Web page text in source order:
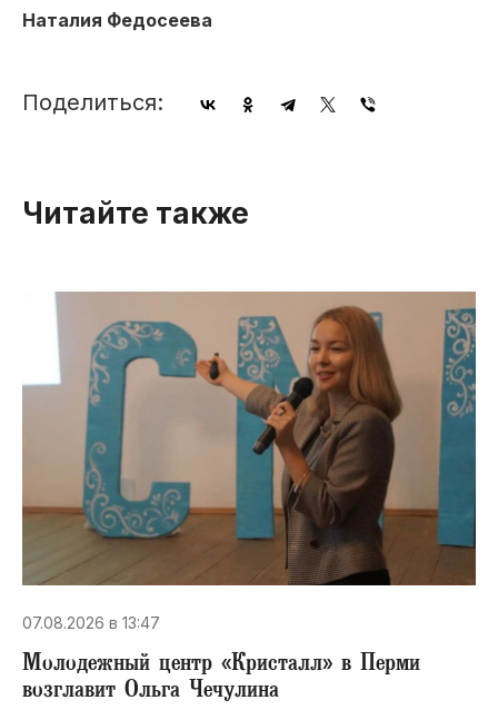
Наталия Федосеева
Поделиться:
Читайте также
07.08.2026 в 13:47
Молодежный центр «Кристалл» в Перми
возглавит Ольга Чечулина